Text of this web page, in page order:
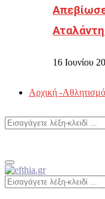
16 Ιουνίου
Αρχική -
Search
Primary
Menu
Search
for: